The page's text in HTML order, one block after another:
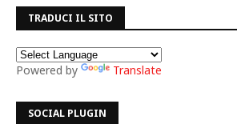
TRADUCI IL SITO
Powered by Translate
SOCIAL PLUGIN